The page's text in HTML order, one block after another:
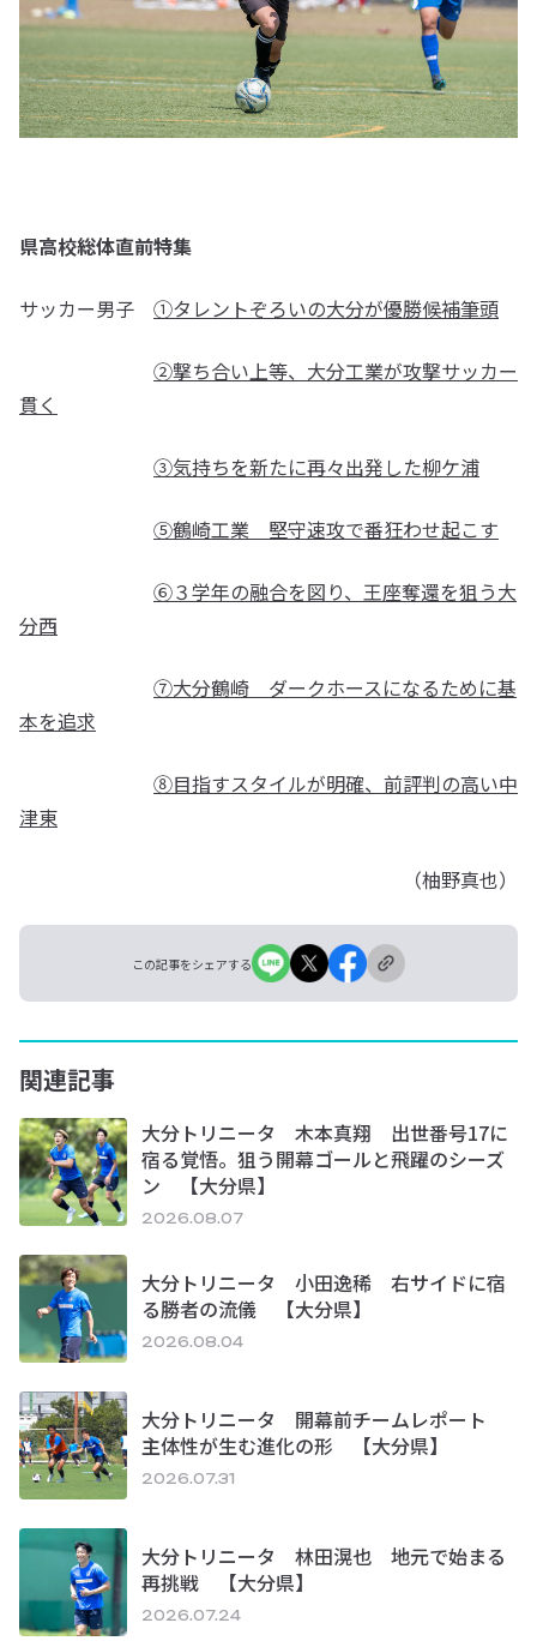
県高校総体直前特集
サッカー男子 ①タレントぞろいの大分が優勝候補筆頭
②撃ち合い上等、大分工業が攻撃サッカー
貫く
③気持ちを新たに再々出発した柳ケ浦
⑤鶴崎工業 堅守速攻で番狂わせ起こす
⑥３学年の融合を図り、王座奪還を狙う大
分西
⑦大分鶴崎 ダークホースになるために基
本を追求
⑧目指すスタイルが明確、前評判の高い中
津東
（柚野真也）
この記事をシェアする
関連記事
大分トリニータ 木本真翔 出世番号17に
宿る覚悟。狙う開幕ゴールと飛躍のシーズ
ン 【大分県】
2026.08.07
大分トリニータ 小田逸稀 右サイドに宿
る勝者の流儀 【大分県】
2026.08.04
大分トリニータ 開幕前チームレポート
主体性が生む進化の形 【大分県】
2026.07.31
大分トリニータ 林田滉也 地元で始まる
再挑戦 【大分県】
2026.07.24